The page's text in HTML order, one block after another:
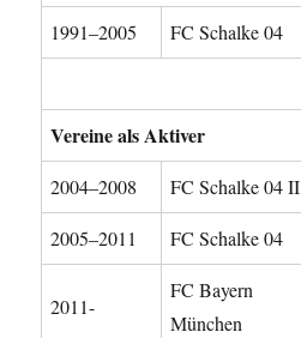
1991–2005 FC Schalke 04
Vereine als Aktiver
2004–2008 FC Schalke 04 II
2005–2011 FC Schalke 04
2011-
FC Bayern
München